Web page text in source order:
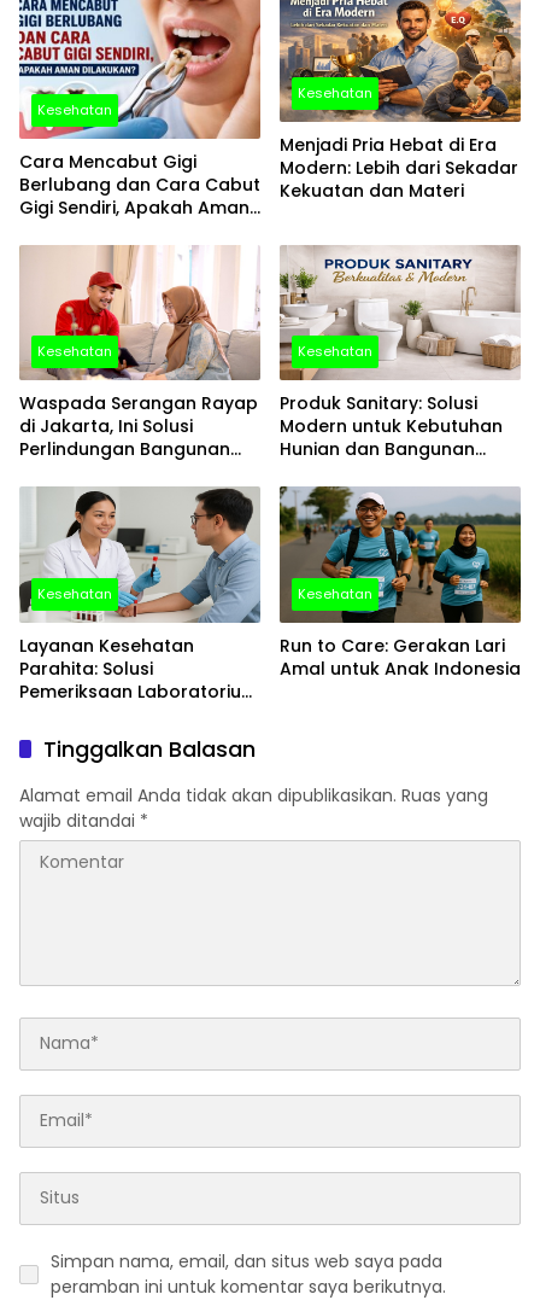
Kesehatan
Cara Mencabut Gigi
Berlubang dan Cara Cabut
Gigi Sendiri, Apakah Aman
Kesehatan
Menjadi Pria Hebat di Era
Modern: Lebih dari Sekadar
Kekuatan dan Materi
Kesehatan
Waspada Serangan Rayap
di Jakarta, Ini Solusi
Perlindungan Bangunan
Kesehatan
Produk Sanitary: Solusi
Modern untuk Kebutuhan
Hunian dan Bangunan
Kesehatan
Layanan Kesehatan
Parahita: Solusi
Pemeriksaan Laboratorium
Terpercaya di Indonesia
Kesehatan
Run to Care: Gerakan Lari
Amal untuk Anak Indonesia
Tinggalkan Balasan
Alamat email Anda tidak akan dipublikasikan. Ruas yang
wajib ditandai *
Simpan nama, email, dan situs web saya pada
peramban ini untuk komentar saya berikutnya.